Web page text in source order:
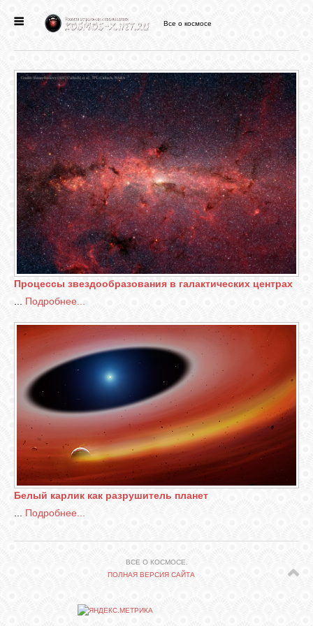
НОВОСТИ
ФОРУМ
СТАТЬИ
ФАЙЛЫ
ВИДЕО
ФОТО
СВЯЗЬ
ВХОД
RSS
Все о космосе
Процессы звездообразования в галактических центрах
... Подробнее...
Белый карлик как разрушитель планет
Подробнее...
ВСЕ О КОСМОСЕ.
ПОЛНАЯ ВЕРСИЯ САЙТА